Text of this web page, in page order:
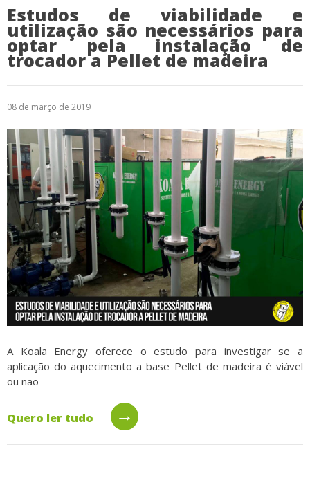
Estudos de viabilidade e
utilização são necessários para
optar pela instalação de
trocador a Pellet de madeira
08 de março de 2019
A Koala Energy oferece o estudo para investigar se a
aplicação do aquecimento a base Pellet de madeira é viável
ou não
Quero ler tudo →
Sobre nós
Indicações de uso
Blog
Denúncias
Relatório Transparência
Trabalhe Conosco